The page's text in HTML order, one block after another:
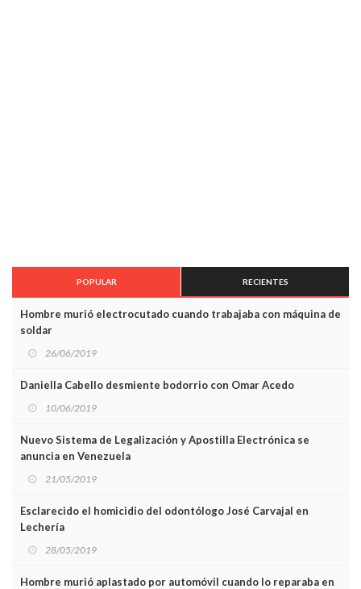
POPULAR RECIENTES
Hombre murió electrocutado cuando trabajaba con máquina de
soldar
26/06/2019
Daniella Cabello desmiente bodorrio con Omar Acedo
10/06/2019
Nuevo Sistema de Legalización y Apostilla Electrónica se
anuncia en Venezuela
21/05/2019
Esclarecido el homicidio del odontólogo José Carvajal en
Lechería
28/05/2019
Hombre murió aplastado por automóvil cuando lo reparaba en